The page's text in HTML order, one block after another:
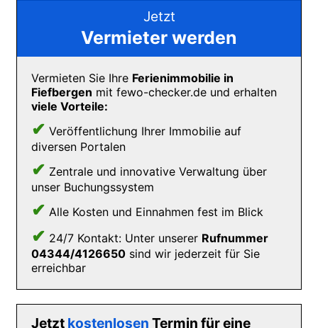
Jetzt
Vermieter werden
Vermieten Sie Ihre Ferienimmobilie in
Fiefbergen mit fewo-checker.de und erhalten
viele Vorteile:
✔ Veröffentlichung Ihrer Immobilie auf
diversen Portalen
✔ Zentrale und innovative Verwaltung über
unser Buchungssystem
✔ Alle Kosten und Einnahmen fest im Blick
✔ 24/7 Kontakt: Unter unserer Rufnummer
04344/4126650 sind wir jederzeit für Sie
erreichbar
Jetzt kostenlosen Termin für eine